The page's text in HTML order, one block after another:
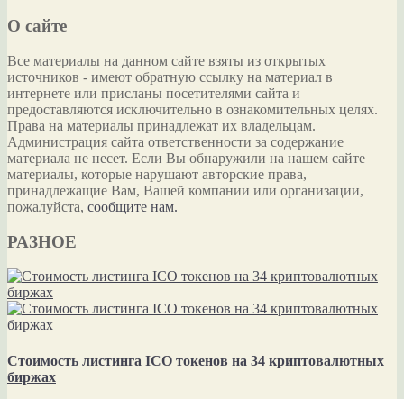
О сайте
Все материалы на данном сайте взяты из открытых
источников - имеют обратную ссылку на материал в
интернете или присланы посетителями сайта и
предоставляются исключительно в ознакомительных целях.
Права на материалы принадлежат их владельцам.
Администрация сайта ответственности за содержание
материала не несет. Если Вы обнаружили на нашем сайте
материалы, которые нарушают авторские права,
принадлежащие Вам, Вашей компании или организации,
пожалуйста, сообщите нам.
РАЗНОЕ
Стоимость листинга ICO токенов на 34 криптовалютных
биржах